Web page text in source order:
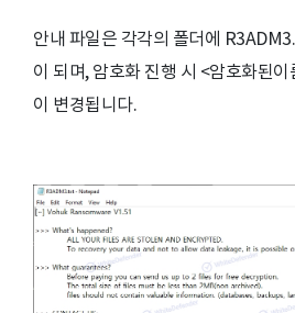
안내 파일은 각각의 폴더에
이 되며, 암호화 진행 시 <암호화된
이 변경됩니다.